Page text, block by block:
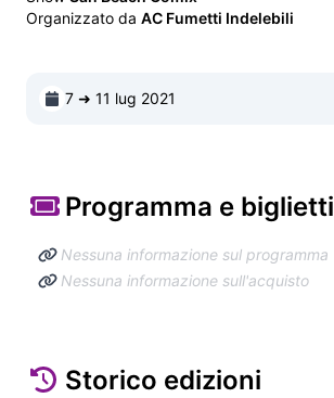
Organizzato da AC Fumetti Indelebili
7 ➜ 11 lug 2021
Programma e biglietti
Nessuna informazione sul programma
Nessuna informazione sull'acquisto
Storico edizioni